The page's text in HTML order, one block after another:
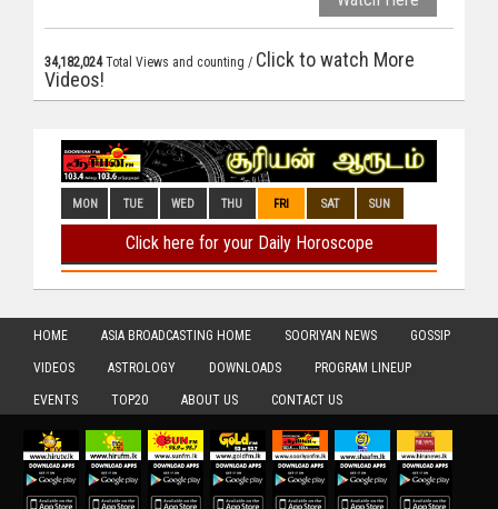
34,182,024Total Views and counting / Click to watch More
Videos!
HOME ASIA BROADCASTING HOME SOORIYAN NEWS GOSSIP
VIDEOS ASTROLOGY DOWNLOADS PROGRAM LINEUP
EVENTS TOP20 ABOUT US CONTACT US